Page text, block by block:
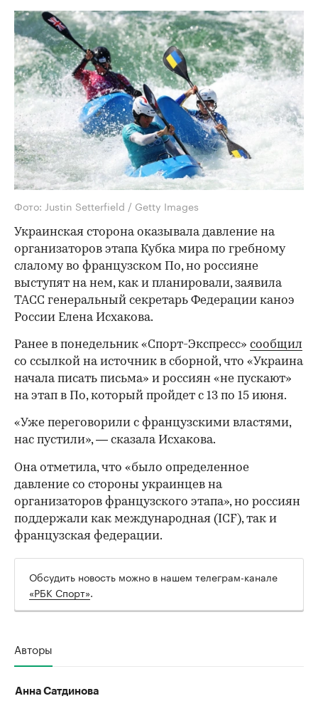
Фото: Justin Setterfield / Getty Images
Украинская сторона оказывала давление на
организаторов этапа Кубка мира по гребному
слалому во французском По, но россияне
выступят на нем, как и планировали, заявила
ТАСС генеральный секретарь Федерации каноэ
России Елена Исхакова.
Ранее в понедельник «Спорт-Экспресс» сообщил
со ссылкой на источник в сборной, что «Украина
начала писать письма» и россиян «не пускают»
на этап в По, который пройдет с 13 по 15 июня.
«Уже переговорили с французскими властями,
нас пустили», — сказала Исхакова.
Она отметила, что «было определенное
давление со стороны украинцев на
организаторов французского этапа», но россиян
поддержали как международная (ICF), так и
французская федерации.
Обсудить новость можно в нашем телеграм-канале
«РБК Спорт».
Авторы
Анна Сатдинова